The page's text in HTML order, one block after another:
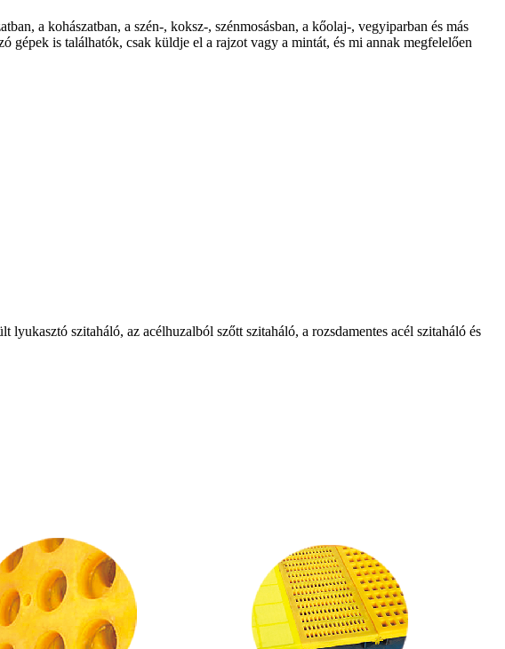
a kohászatban, a szén-, koksz-, szénmosásban, a kőolaj-, vegyiparban és más
is találhatók, csak küldje el a rajzot vagy a mintát, és mi annak megfelelően
szitaháló, az acélhuzalból szőtt szitaháló, a rozsdamentes acél szitaháló és